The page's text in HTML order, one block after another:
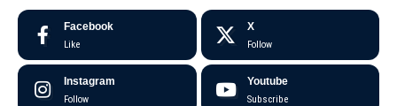
Facebook
Like
X
Follow
Instagram
Follow
Youtube
Subscribe